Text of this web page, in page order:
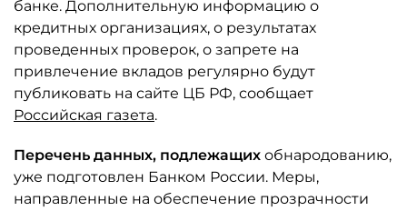
банке. Дополнительную информацию о
кредитных организациях, о результатах
проведенных проверок, о запрете на
привлечение вкладов регулярно будут
публиковать на сайте ЦБ РФ, сообщает
Российская газета.
Перечень данных, подлежащих обнародованию,
уже подготовлен Банком России. Меры,
направленные на обеспечение прозрачности